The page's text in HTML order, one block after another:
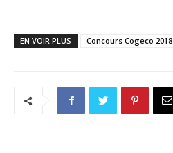
EN VOIR PLUS Concours Cogeco 2018